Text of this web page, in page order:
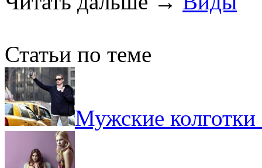
Статьи по теме
Мужские